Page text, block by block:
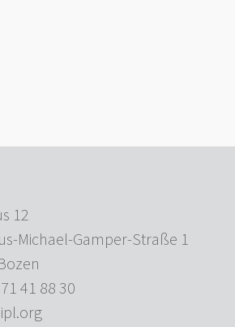
12
Michael-Gamper-Straße 1
41 88 30